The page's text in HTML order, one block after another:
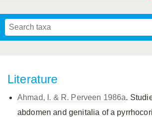
Literature
Ahmad, I. & R. Perveen 1986a.
abdomen and genitalia of a